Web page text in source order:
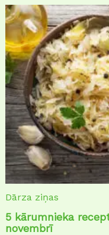
Dārza ziņas
5 kārumnieka
novembrī